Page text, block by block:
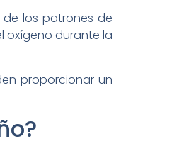
los patrones de
oxígeno durante la
proporcionar un